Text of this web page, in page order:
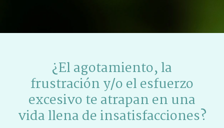
¿El agotamiento, la
frustración y/o el esfuerzo
excesivo te atrapan en una
vida llena de insatisfacciones?